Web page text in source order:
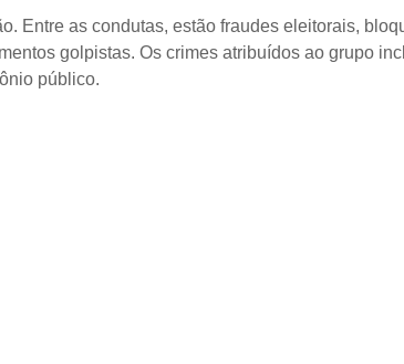
Entre as condutas, estão fraudes eleitorais,
golpistas. Os crimes atribuídos ao grupo
público.